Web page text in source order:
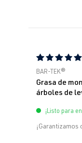
Calificación
BAR-TEK®
Grasa de
árboles de
¡Listo para